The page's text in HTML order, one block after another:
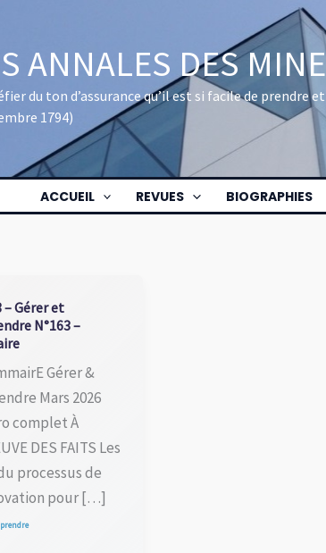
ANNALES DES
du ton d’assurance qu’il est si facile de prendre
1794)
ACCUEIL REVUES BIOGRAPHIES
– Gérer et
N°163 –
Gérer &
Mars 2026
complet À
DES FAITS Les
processus de
pour […]